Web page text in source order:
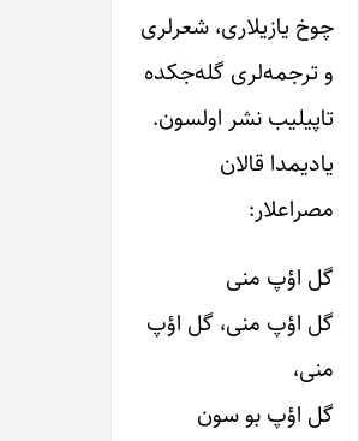
چوخ‌ یازیلاری، شعرلری
و ترجمه‌لری گله‌جکده
تاپیلیب نشر اولسون.‌
یادیمدا قالان
مصراعلار:
گل اؤپ منی
گل اؤپ منی، گل اؤپ
منی،
گل اؤپ بو سون